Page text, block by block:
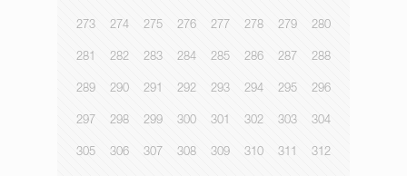
273 274 275 276 277 278 279 280
281 282 283 284 285 286 287 288
289 290 291 292 293 294 295 296
297 298 299 300 301 302 303 304
305 306 307 308 309 310 311 312